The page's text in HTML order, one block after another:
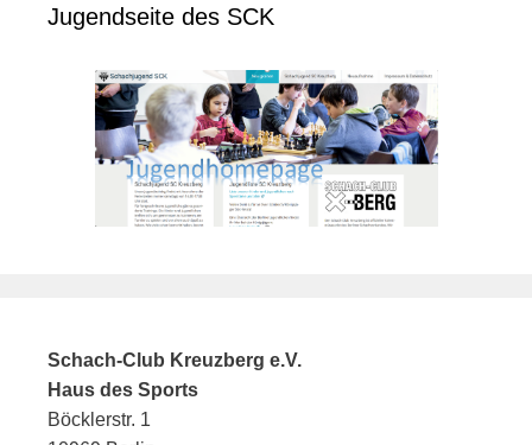
Jugendseite des SCK
Schach-Club Kreuzberg e.V.
Haus des Sports
Böcklerstr. 1